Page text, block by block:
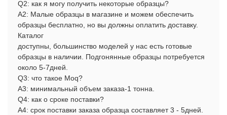
Q2: как я могу получить некоторые образцы?
А2: Малые образцы в магазине и можем обеспечить
образцы бесплатно, но вы должны оплатить доставку.
Каталог
доступны, большинство моделей у нас есть готовые
образцы в наличии. Подгонянные образцы потребуется
около 5-7дней.
Q3: что такое Moq?
А3: минимальный объем заказа-1 тонна.
Q4: как о сроке поставки?
А4: срок поставки заказа образца составляет 3 - 5дней.